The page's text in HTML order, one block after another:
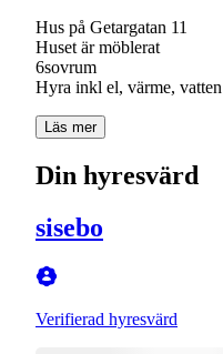
Hus på Getargatan 11
Huset är möblerat
6sovrum
Läs mer
Din hyresvärd
sisebo
Verifierad hyresvärd